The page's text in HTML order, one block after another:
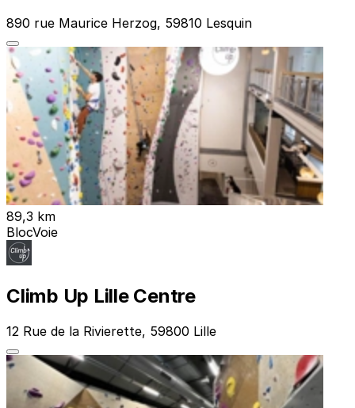
890 rue Maurice Herzog, 59810 Lesquin
89,3 km
BlocVoie
Climb Up Lille Centre
12 Rue de la Rivierette, 59800 Lille